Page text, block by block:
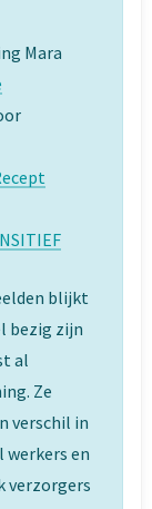
Mara
blijkt
bezig zijn
al
Ze
verschil in
werkers en
verzorgers